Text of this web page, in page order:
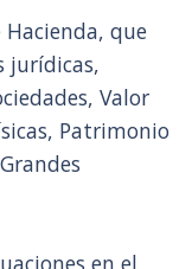
que
jurídicas,
Valor
Patrimonio
en el